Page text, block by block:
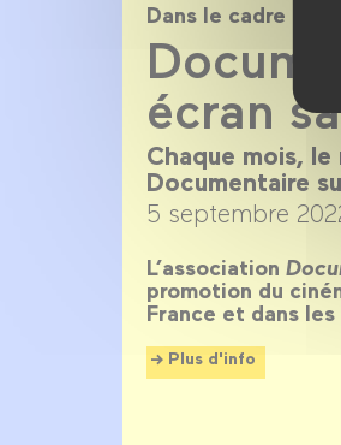
Dans le cadre de
écran
Chaque mois,
Documentaire
5 septembre
L’association
promotion du
France et dans
Plus d'info